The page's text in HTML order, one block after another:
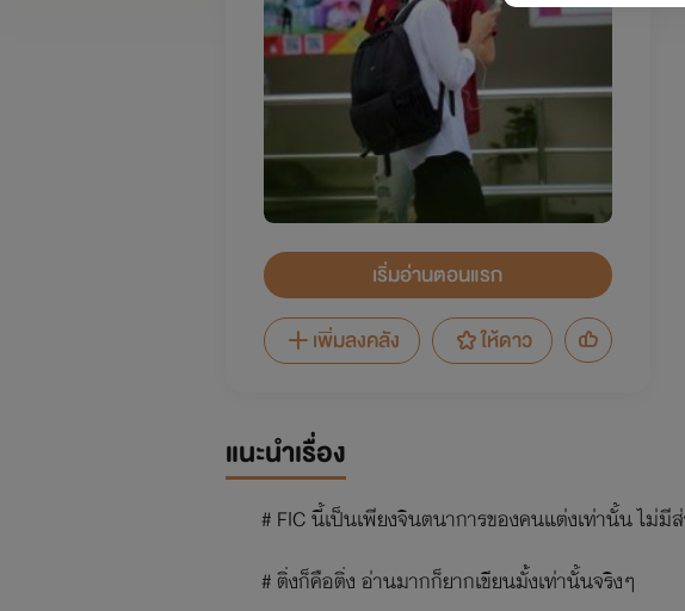
เริ่มอ่านตอนแรก
เพิ่มลงคลัง
ให้ดาว
แนะนำเรื่อง
# FIC นี้เป็นเพียงจินตนาการของคนแต่งเท่านั้น ไม่มี
# ติ่งก็คือติ่ง อ่านมากก็ยากเขียนมั้งเท่านั้นจริงๆ